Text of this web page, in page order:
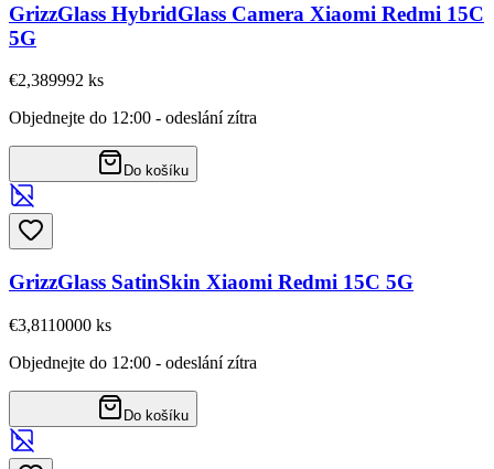
GrizzGlass HybridGlass Camera Xiaomi Redmi 15C
5G
€2,389992 ks
Objednejte do 12:00 - odeslání zítra
Do košíku
GrizzGlass SatinSkin Xiaomi Redmi 15C 5G
€3,8110000 ks
Objednejte do 12:00 - odeslání zítra
Do košíku